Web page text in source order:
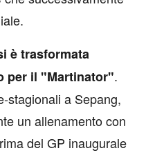
è trasformata
per il "Martinator".
stagionali a Sepang,
un allenamento con
del GP inaugurale